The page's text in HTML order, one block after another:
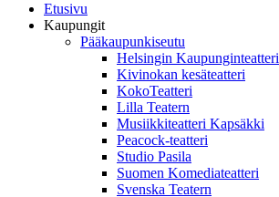
Etusivu
Kaupungit
Pääkaupunkiseutu
Helsingin Kaupunginteatteri
Kivinokan kesäteatteri
KokoTeatteri
Lilla Teatern
Musiikkiteatteri Kapsäkki
Peacock-teatteri
Studio Pasila
Suomen Komediateatteri
Svenska Teatern